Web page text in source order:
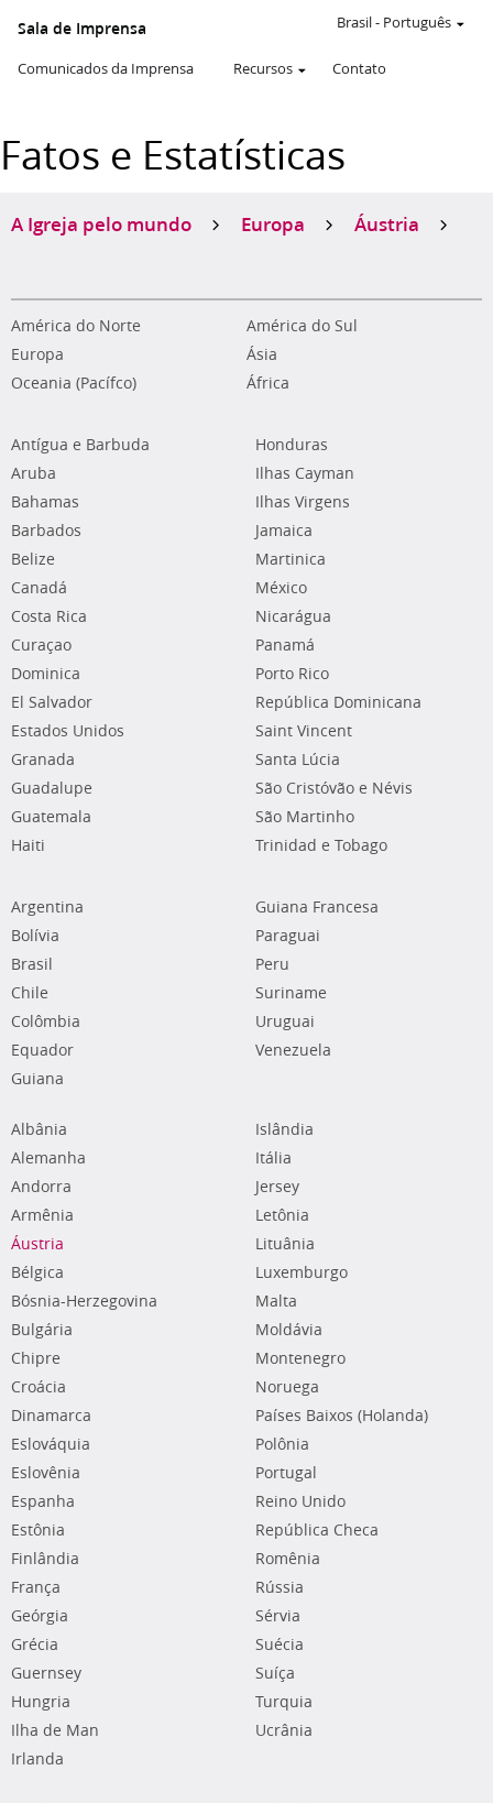
Sala de Imprensa
Comunicados da Imprensa Recursos Contato
Brasil- Português
Fatos e Estatísticas
A Igreja pelo mundo Europa Áustria
América do Norte
América do Sul
Europa
Ásia
Oceania (Pacífco)
África
Antígua e Barbuda
Aruba
Bahamas
Barbados
Belize
Canadá
Costa Rica
Curaçao
Dominica
El Salvador
Estados Unidos
Granada
Guadalupe
Guatemala
Haiti
Honduras
Ilhas Cayman
Ilhas Virgens
Jamaica
Martinica
México
Nicarágua
Panamá
Porto Rico
República Dominicana
Saint Vincent
Santa Lúcia
São Cristóvão e Névis
São Martinho
Trinidad e Tobago
Argentina
Bolívia
Brasil
Chile
Colômbia
Equador
Guiana
Guiana Francesa
Paraguai
Peru
Suriname
Uruguai
Venezuela
Albânia
Alemanha
Andorra
Armênia
Áustria
Bélgica
Bósnia-Herzegovina
Bulgária
Chipre
Croácia
Dinamarca
Eslováquia
Eslovênia
Espanha
Estônia
Finlândia
França
Geórgia
Grécia
Guernsey
Hungria
Ilha de Man
Irlanda
Islândia
Itália
Jersey
Letônia
Lituânia
Luxemburgo
Malta
Moldávia
Montenegro
Noruega
Países Baixos (Holanda)
Polônia
Portugal
Reino Unido
República Checa
Romênia
Rússia
Sérvia
Suécia
Suíça
Turquia
Ucrânia